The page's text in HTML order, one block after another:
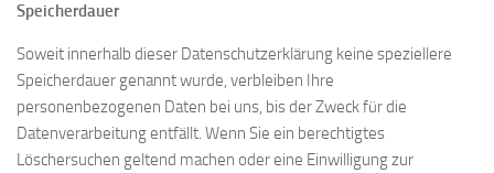
Speicherdauer
Soweit innerhalb dieser Datenschutzerklärung keine speziellere
Speicherdauer genannt wurde, verbleiben Ihre
personenbezogenen Daten bei uns, bis der Zweck für die
Datenverarbeitung entfällt. Wenn Sie ein berechtigtes
Löschersuchen geltend machen oder eine Einwilligung zur